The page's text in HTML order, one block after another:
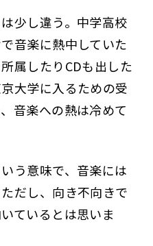
少し違う。中学高校
音楽に熱中していた
属したりCDも出した
大学に入るための受
音楽への熱は冷めて
う意味で、音楽には
だし、向き不向きで
ているとは思いま